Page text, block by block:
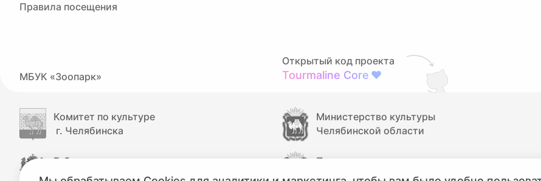
Правила посещения
МБУК «Зоопарк»
Открытый код проекта
Tourmaline Core ❤
Комитет по культуре
г. Челябинска
Министерство культуры
Челябинской области
Губернатор
Челябинской области
Правительство
Челябинской области